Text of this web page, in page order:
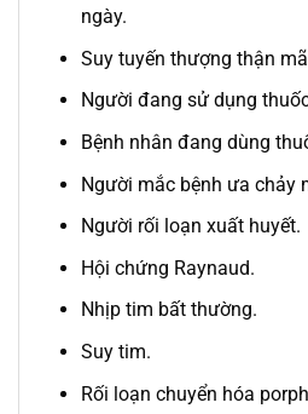
ngày.
Suy tuyến thượng thận
Người đang sử dụng
Bệnh nhân đang dùng
Người mắc bệnh ưa chảy
Người rối loạn xuất huyết.
Hội chứng Raynaud.
Nhịp tim bất thường.
Suy tim.
Rối loạn chuyển hóa